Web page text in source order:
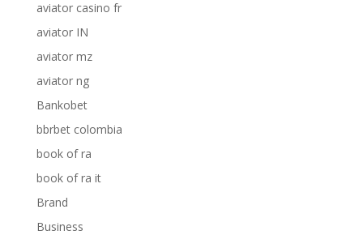
aviator casino fr
aviator IN
aviator mz
aviator ng
Bankobet
bbrbet colombia
book of ra
book of ra it
Brand
Business